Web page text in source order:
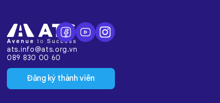
ats.info@ats.org.vn
089 830 00 60
Đăng ký thành viên